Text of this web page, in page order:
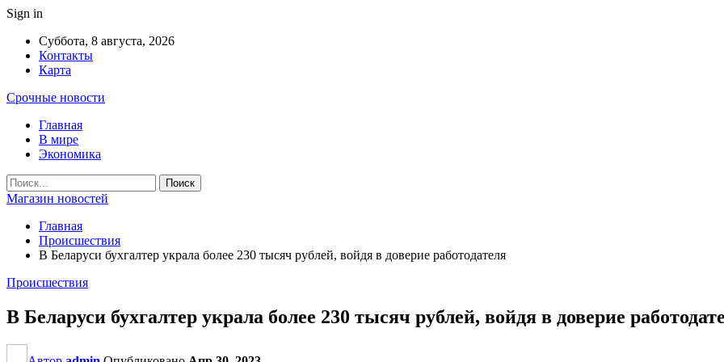
Sign in
Суббота, 8 августа, 2026
Контакты
Карта
Срочные новости
Главная
В мире
Экономика
Магазин новостей
Главная
Происшествия
В Беларуси бухгалтер украла более 230 тысяч рублей, войдя в доверие работодателя
Происшествия
В Беларуси бухгалтер украла более 230 тысяч рублей, войдя в доверие